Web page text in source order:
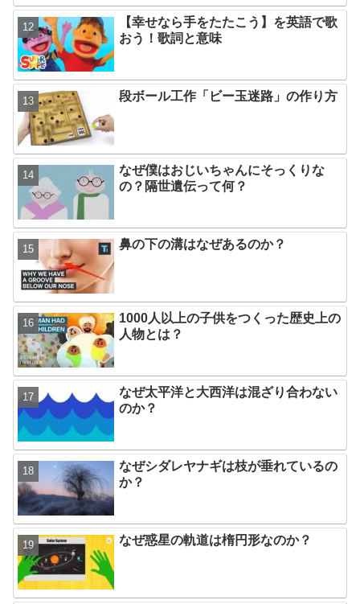
【幸せなら手をたたこう】を英語で歌
おう！歌詞と意味
段ボール工作「ビー玉迷路」の作り方
なぜ僕はおじいちゃんにそっくりな
の？隔世遺伝って何？
鼻の下の溝はなぜあるのか？
1000人以上の子供をつくった歴史上の
人物とは？
なぜ太平洋と大西洋は混ざり合わない
のか？
なぜシダレヤナギは枝が垂れているの
か？
なぜ惑星の軌道は楕円形なのか？